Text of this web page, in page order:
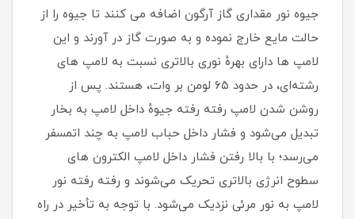
جیوه نور مقداری گاز آرگون اضافه می کنند تا جیوه را از
حالت مایع خارج نموده و به صورت گاز در آورند و این
لامپ‌ ها دارای بهرهٔ نوری بالاتری نسبت به لامپ‌ های
رشته‌ای، در حدود ۶۵ لومن بر وات، هستند. پس از
روشن شدن لامپ رفته‌ رفته جیوهٔ داخل لامپ به بخار
تبدیل می‌شود و فشار داخل حباب لامپ به چند اتمسفر
می‌رسد؛ با بالا رفتن فشار داخل لامپ الکترون‌ های
سطوح انرژی بالاتری تحریک می‌شوند و رفته‌ رفته نور
لامپ به نور مرئی نزدیک می‌شود. با توجه به تأخیر در راه‌